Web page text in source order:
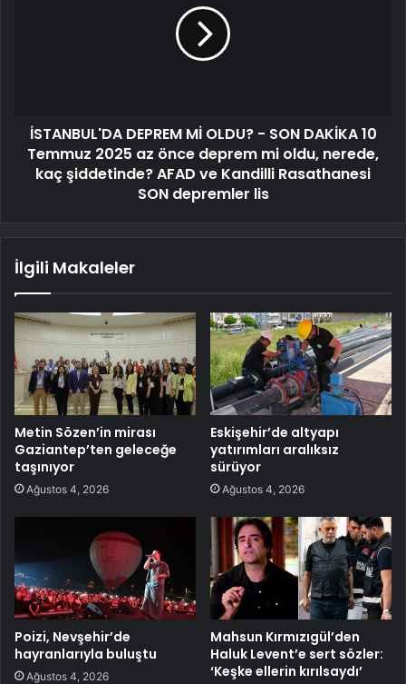
İSTANBUL'DA DEPREM Mİ OLDU? - SON DAKİKA 10
Temmuz 2025 az önce deprem mi oldu, nerede,
kaç şiddetinde? AFAD ve Kandilli Rasathanesi
SON depremler lis
İlgili Makaleler
Metin Sözen’in mirası
Gaziantep’ten geleceğe
taşınıyor
Ağustos 4, 2026
Eskişehir’de altyapı
yatırımları aralıksız
sürüyor
Ağustos 4, 2026
Poizi, Nevşehir’de
hayranlarıyla buluştu
Ağustos 4, 2026
Mahsun Kırmızıgül’den
Haluk Levent’e sert sözler:
‘Keşke ellerin kırılsaydı’